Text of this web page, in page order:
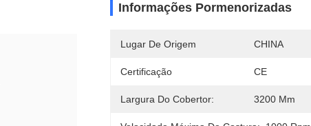
Informações Pormenorizadas
Lugar De Origem CHINA
Certificação CE
Largura Do Cobertor: 3200 Mm